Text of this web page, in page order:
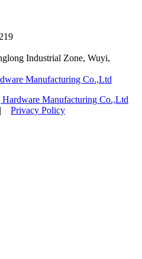
Industrial Zone, Wuyi,
Manufacturing Co.,Ltd
Privacy Policy